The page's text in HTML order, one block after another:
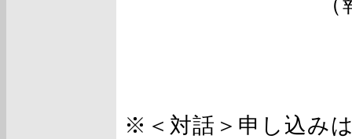
※＜対話＞申し込み